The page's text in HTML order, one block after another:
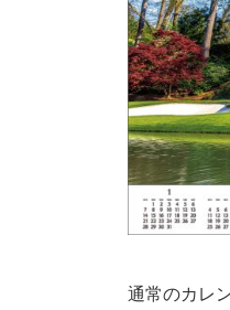
通常のカレ